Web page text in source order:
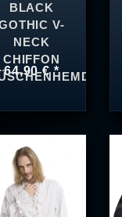
BLACK
V-
NECK
CHIFFON
64,90 € *